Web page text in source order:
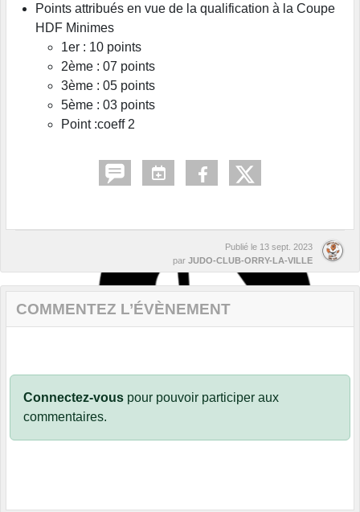
Points attribués en vue de la qualification à la Coupe
HDF Minimes
1er : 10 points
2ème : 07 points
3ème : 05 points
5ème : 03 points
Point :coeff 2
Publié le 13 sept. 2023
par JUDO-CLUB-ORRY-LA-VILLE
COMMENTEZ L’ÉVÈNEMENT
Connectez-vous pour pouvoir participer aux
commentaires.